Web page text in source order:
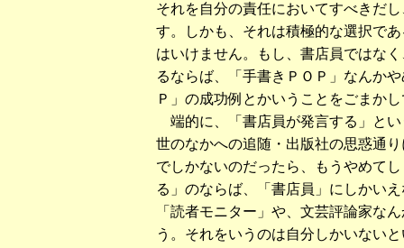
それを自分の責任においてすべきだ
す。しかも、それは積極的な選択で
はいけません。もし、書店員ではな
るならば、「手書きＰＯＰ」なんか
Ｐ」の成功例とかいうことをごまか
端的に、「書店員が発言する」と
世のなかへの追随・出版社の思惑通
でしかないのだったら、もうやめて
る」のならば、「書店員」にしかい
「読者モニター」や、文芸評論家な
う。それをいうのは自分しかいない